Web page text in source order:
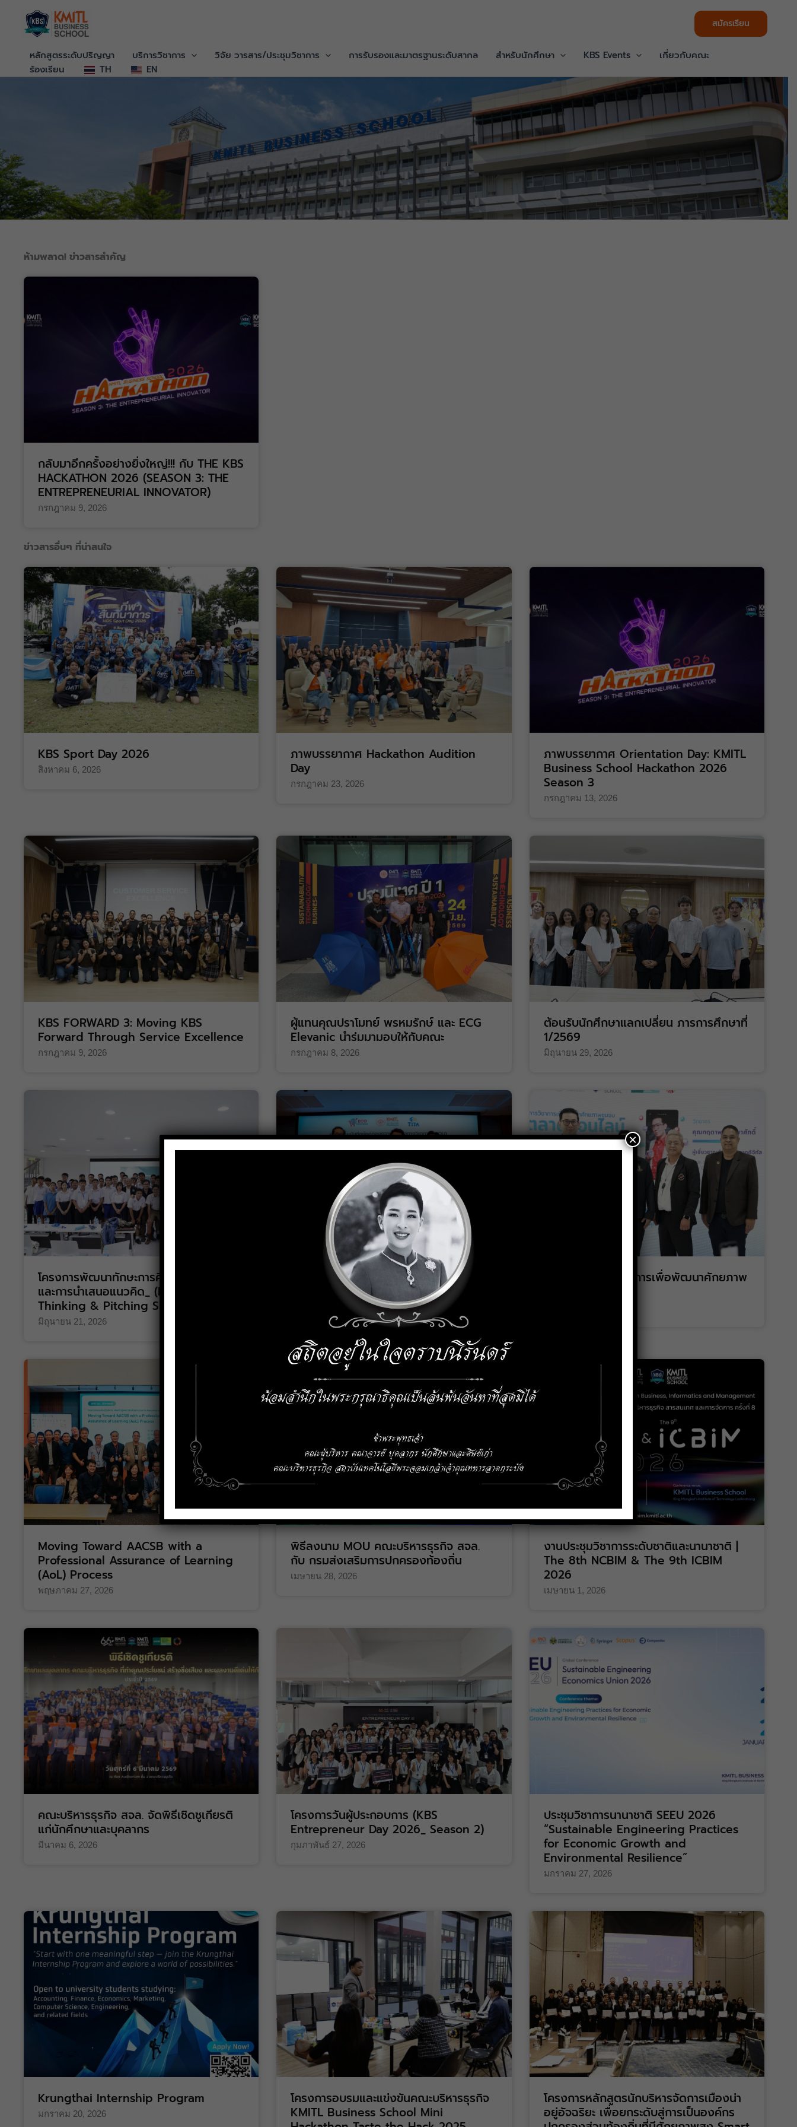
สมัครเรียน
หลักสูตรระดับปริญญา บริการวิชาการ วิจัย วารสาร/ประชุมวิชาการ การรับรองและมาตรฐานระดับสากล สำหรับนักศึกษา KBS Events
เกี่ยวกับคณะ
ร้องเรียน
TH EN
ข่าวสารและ
กิจกรรม
ข่าวประชาสัมพันธ์จากคณะ
บริหารธุรกิจ
ห้ามพลาด! ข่าวสารสำคัญ
กลับมาอีกครั้งอย่างยิ่งใหญ่!!! กับ THE KBS
HACKATHON 2026 (SEASON 3: THE
ENTREPRENEURIAL INNOVATOR)
กรกฎาคม 9, 2026
ข่าวสารอื่นๆ ที่น่าสนใจ
KBS Sport Day 2026
สิงหาคม 6, 2026
ภาพบรรยากาศ Hackathon Audition
Day
กรกฎาคม 23, 2026
ภาพบรรยากาศ Orientation Day: KMITL
Business School Hackathon 2026
Season 3
กรกฎาคม 13, 2026
KBS FORWARD 3: Moving KBS
Forward Through Service Excellence
กรกฎาคม 9, 2026
ผู้แทนคุณปราโมทย์ พรหมรักษ์ และ ECG
Elevanic นำร่มมามอบให้กับคณะ
กรกฎาคม 8, 2026
ต้อนรับนักศึกษาแลกเปลี่ยน ภารการศึกษาที่
1/2569
มิถุนายน 29, 2026
โครงการพัฒนาทักษะการคิดเชิงออกแบบ
และการนำเสนอแนวคิด_ (Design
Thinking & Pitching Skills)
มิถุนายน 21, 2026
คณะบริหารธุรกิจ สจล. จับมือกับ สมาคม
การค้าอินฟลูเอนเซอร์และครีเอเตอร์ไทย และ
บริษัท อีโค่คอมเมิร์ซ จำกัด
มิถุนายน 16, 2026
โครงการบริการวิชาการเพื่อพัฒนาศักยภาพ
Moving Toward AACSB with a
Professional Assurance of Learning
(AoL) Process
พฤษภาคม 27, 2026
พิธีลงนาม MOU คณะบริหารธุรกิจ สจล.
กับ กรมส่งเสริมการปกครองท้องถิ่น
เมษายน 28, 2026
งานประชุมวิชาการระดับชาติและนานาชาติ |
The 8th NCBIM & The 9th ICBIM
2026
เมษายน 1, 2026
คณะบริหารธุรกิจ สจล. จัดพิธีเชิดชูเกียรติ
แก่นักศึกษาและบุคลากร
มีนาคม 6, 2026
โครงการวันผู้ประกอบการ (KBS
Entrepreneur Day 2026_ Season 2)
กุมภาพันธ์ 27, 2026
ประชุมวิชาการนานาชาติ SEEU 2026
“Sustainable Engineering Practices
for Economic Growth and
Environmental Resilience”
มกราคม 27, 2026
Krungthai Internship Program
มกราคม 20, 2026
โครงการอบรมและแข่งขันคณะบริหารธุรกิจ
KMITL Business School Mini
โครงการหลักสูตรนักบริหารจัดการเมืองน่า
อยู่อัจฉริยะ เพื่อยกระดับสู่การเป็นองค์กร
×